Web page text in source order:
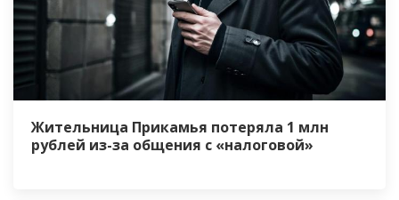
Жительница Прикамья потеряла 1 млн
рублей из-за общения с «налоговой»